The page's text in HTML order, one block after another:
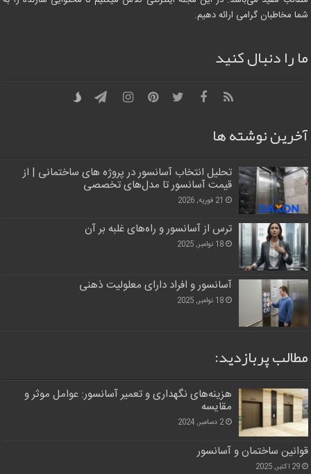
شما مخاطبان گرامی ارائه دهیم.
ما را دنبال کنید
آخرین نوشته ها
تحلیل انتخاب آسانسور در پروژه‌ های ساختمانی | از
قیمت آسانسور تا مدل‌های تخصصی
21 فوریه, 2026
ترس از آسانسور و راه‌های غلبه بر آن
18 نوامبر, 2025
آسانسور و افراد دارای معلولیت ذهنی
18 نوامبر, 2025
مطالب پربازدید:
هزینه‌های نگهداری و تعمیر آسانسور: عوامل موثر و
مقایسه
2 دسامبر, 2024
قوانین ساختمان و آسانسور
29 اکتبر, 2025